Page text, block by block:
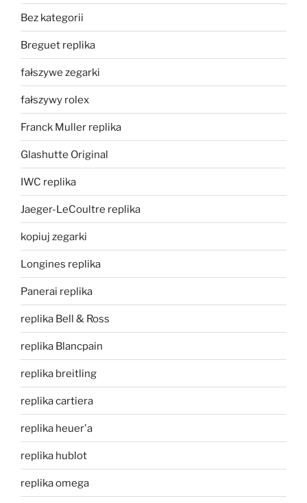
Bez kategorii
Breguet replika
fałszywe zegarki
fałszywy rolex
Franck Muller replika
Glashutte Original
IWC replika
Jaeger-LeCoultre replika
kopiuj zegarki
Longines replika
Panerai replika
replika Bell & Ross
replika Blancpain
replika breitling
replika cartiera
replika heuer'a
replika hublot
replika omega